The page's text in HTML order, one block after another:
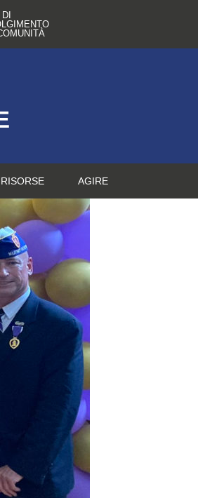
RISORSE AGIRE